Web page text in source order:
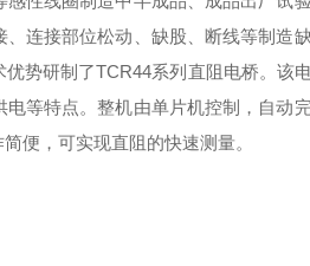
连接部位松动、缺股、断线等制造
势研制了TCR44系列直阻电桥。该
等特点。整机由单片机控制，自动
便，可实现直阻的快速测量。